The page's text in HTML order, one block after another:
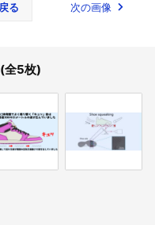
る 次の画像
全5枚)